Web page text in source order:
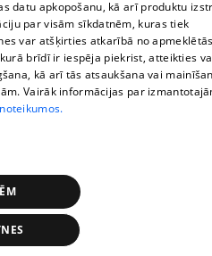
-
play
datu apkopošanu, kā arī produktu
par visām sīkdatnēm, kuras tiek
var atšķirties atkarībā no
brīdī ir iespēja piekrist, atteikties
kā arī tās atsaukšana vai
Vairāk informācijas par